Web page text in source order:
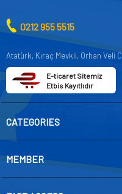
0212 955 5515
Atatürk, Kıraç Mevkii, Orhan Veli
E-ticaret Sitemiz
Etbis Kayıtlıdır
CATEGORIES
MEMBER